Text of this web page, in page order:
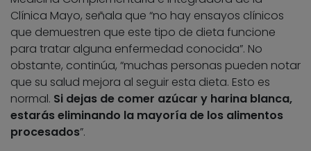
Clínica Mayo, señala que “no hay ensayos clínicos
que demuestren que este tipo de dieta funcione
para tratar alguna enfermedad conocida”. No
obstante, continúa, “muchas personas pueden notar
que su salud mejora al seguir esta dieta. Esto es
normal. Si dejas de comer azúcar y harina blanca,
estarás eliminando la mayoría de los alimentos
procesados”.